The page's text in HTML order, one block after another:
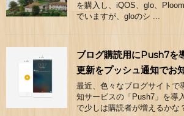
を購入し、iQOS、glo、
でいますが、gloのシ ...
ブログ購読用にPush7を
更新をプッシュ通知でお
最近、色々なブログサイトで
知サービスの「Push7」を導
で少しは購読者が増えるかな